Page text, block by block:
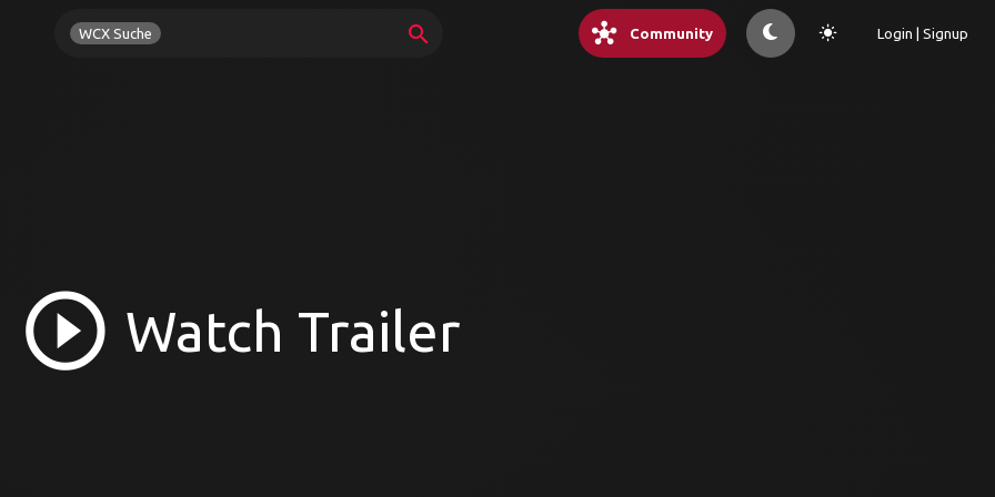
WCX Suche search hub Community light_mode Login | Signup
play_circle_outline Watch Trailer